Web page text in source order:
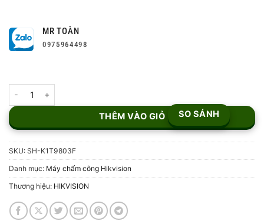
MR TOÀN
0975964498
THÊM VÀO GIỎ SO SÁNH
SKU: SH-K1T9803F
Danh mục: Máy chấm công Hikvision
Thương hiệu: HIKVISION